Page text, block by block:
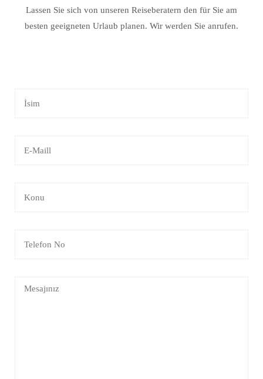
Lassen Sie sich von unseren Reiseberatern den für Sie am
besten geeigneten Urlaub planen. Wir werden Sie anrufen.